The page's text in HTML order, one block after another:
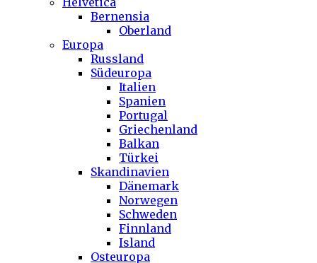
Bernensia
Oberland
Europa
Russland
Südeuropa
Italien
Spanien
Portugal
Griechenland
Balkan
Türkei
Skandinavien
Dänemark
Norwegen
Schweden
Finnland
Island
Osteuropa